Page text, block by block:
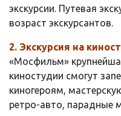
экскурсии. Путевая
возраст экскурсантов.
2. Экскурсия на
«Мосфильм»
киностудии смогут
киногероям,
ретро-авто, парадные